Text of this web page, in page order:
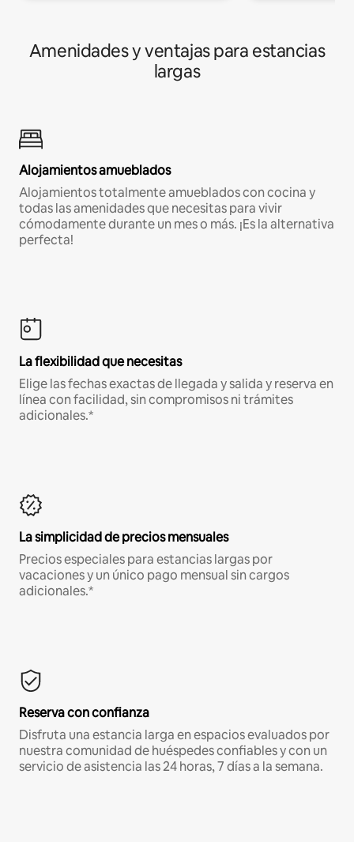
Amenidades y ventajas para estancias
largas
Alojamientos amueblados
Alojamientos totalmente amueblados con cocina y
todas las amenidades que necesitas para vivir
cómodamente durante un mes o más. ¡Es la alternativa
perfecta!
La flexibilidad que necesitas
Elige las fechas exactas de llegada y salida y reserva en
línea con facilidad, sin compromisos ni trámites
adicionales.*
La simplicidad de precios mensuales
Precios especiales para estancias largas por
vacaciones y un único pago mensual sin cargos
adicionales.*
Reserva con confianza
Disfruta una estancia larga en espacios evaluados por
nuestra comunidad de huéspedes confiables y con un
servicio de asistencia las 24 horas, 7 días a la semana.